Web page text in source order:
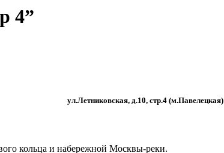
4”
ул.Летниковская, д.10, стр.4 (м.Павелецкая)
кольца и набережной Москвы-реки.